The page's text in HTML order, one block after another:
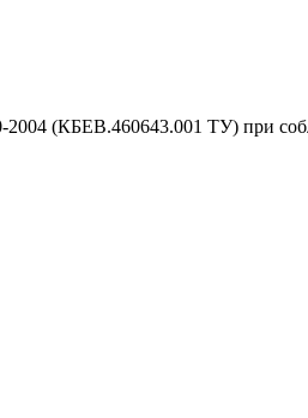
(КБЕВ.460643.001 ТУ) при